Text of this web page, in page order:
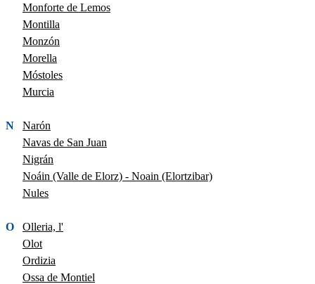
Monforte de Lemos
Montilla
Monzón
Morella
Móstoles
Murcia
N
Narón
Navas de San Juan
Nigrán
Noáin (Valle de Elorz) - Noain (Elortzibar)
Nules
O
Olleria, l'
Olot
Ordizia
Ossa de Montiel